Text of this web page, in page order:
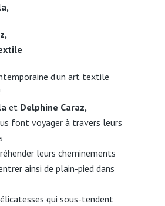
d’un art textile
et Delphine Caraz,
font voyager à travers leurs
leurs cheminements
ainsi de plain-pied dans
qui sous-tendent